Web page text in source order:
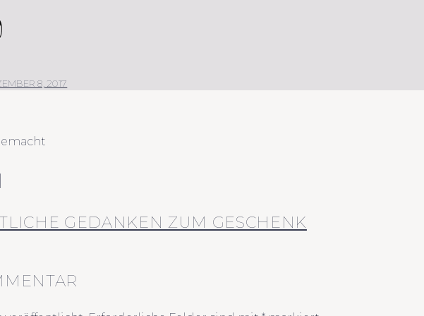
8, 2017
GEDANKEN ZUM GESCHENK